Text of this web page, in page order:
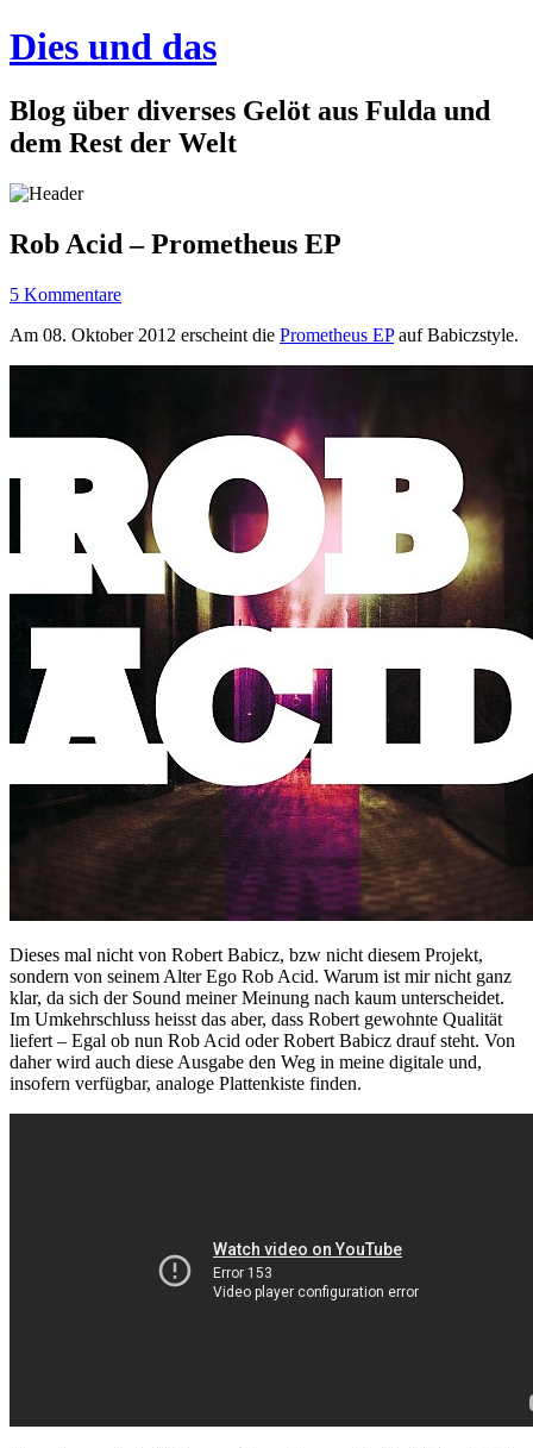
Dies und das
Blog über diverses Gelöt aus Fulda und
dem Rest der Welt
Rob Acid – Prometheus EP
5 Kommentare
Am 08. Oktober 2012 erscheint die Prometheus EPauf Babiczstyle.
Dieses mal nicht von Robert Babicz, bzw nicht diesem Projekt,
sondern von seinem Alter Ego Rob Acid. Warum ist mir nicht ganz
klar, da sich der Sound meiner Meinung nach kaum unterscheidet.
Im Umkehrschluss heisst das aber, dass Robert gewohnte Qualität
liefert – Egal ob nun Rob Acid oder Robert Babicz drauf steht. Von
daher wird auch diese Ausgabe den Weg in meine digitale und,
insofern verfügbar, analoge Plattenkiste finden.